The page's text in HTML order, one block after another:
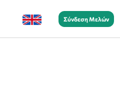
Σύνδεση Μελών